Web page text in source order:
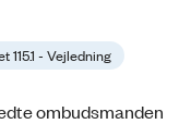
115.1 - Vejledning
ombudsmanden